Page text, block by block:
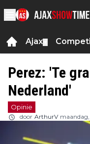
Ajax
Perez: 'Te
Nederland'
Opinie
door ArthurV maandag,